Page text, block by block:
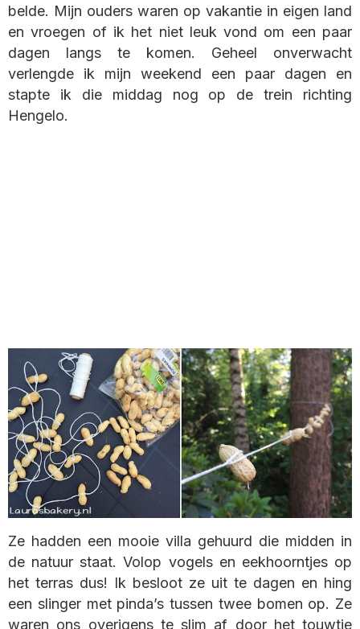
belde. Mijn ouders waren op vakantie in eigen land
en vroegen of ik het niet leuk vond om een paar
dagen langs te komen. Geheel onverwacht
verlengde ik mijn weekend een paar dagen en
stapte ik die middag nog op de trein richting
Hengelo.
Ze hadden een mooie villa gehuurd die midden in
de natuur staat. Volop vogels en eekhoorntjes op
het terras dus! Ik besloot ze uit te dagen en hing
een slinger met pinda’s tussen twee bomen op. Ze
waren ons overigens te slim af door het touwtje